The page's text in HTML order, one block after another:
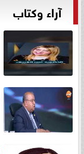
آراء وكتاب